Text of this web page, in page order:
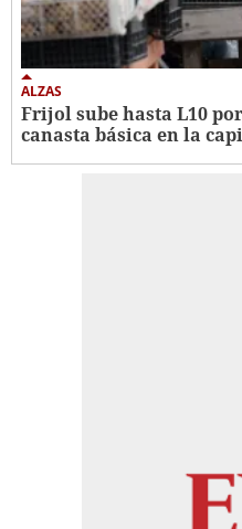
ALZAS
Frijol sube hasta L10
canasta básica en la